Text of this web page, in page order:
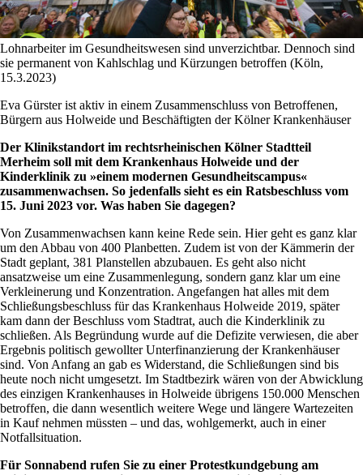
Lohnarbeiter im Gesundheitswesen sind unverzichtbar. Dennoch sind
sie permanent von Kahlschlag und Kürzungen betroffen (Köln,
15.3.2023)
Eva Gürster ist aktiv in einem Zusammenschluss von Betroffenen,
Bürgern aus Holweide und Beschäftigten der Kölner Krankenhäuser
Der Klinikstandort im rechtsrheinischen Kölner Stadtteil
Merheim soll mit dem Krankenhaus Holweide und der
Kinderklinik zu »einem modernen Gesundheitscampus«
zusammenwachsen. So jedenfalls sieht es ein Ratsbeschluss vom
15. Juni 2023 vor. Was haben Sie dagegen?
Von Zusammenwachsen kann keine Rede sein. Hier geht es ganz klar
um den Abbau von 400 Planbetten. Zudem ist von der Kämmerin der
Stadt geplant, 381 Planstellen abzubauen. Es geht also nicht
ansatzweise um eine Zusammenlegung, sondern ganz klar um eine
Verkleinerung und Konzentration. Angefangen hat alles mit dem
Schließungsbeschluss für das Krankenhaus Holweide 2019, später
kam dann der Beschluss vom Stadtrat, auch die Kinderklinik zu
schließen. Als Begründung wurde auf die Defizite verwiesen, die aber
Ergebnis politisch gewollter Unterfinanzierung der Krankenhäuser
sind. Von Anfang an gab es Widerstand, die Schließungen sind bis
heute noch nicht umgesetzt. Im Stadtbezirk wären von der Abwicklung
des einzigen Krankenhauses in Holweide übrigens 150.000 Menschen
betroffen, die dann wesentlich weitere Wege und längere Wartezeiten
in Kauf nehmen müssten – und das, wohlgemerkt, auch in einer
Notfallsituation.
Für Sonnabend rufen Sie zu einer Protestkundgebung am